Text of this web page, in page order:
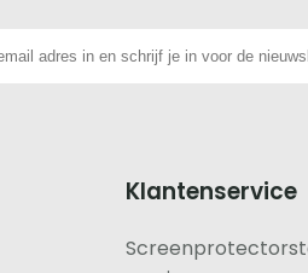
Klantenservice